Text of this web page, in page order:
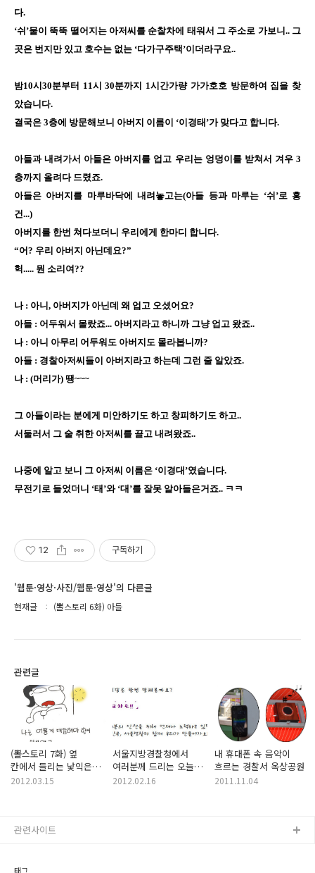
다.
‘쉬’물이 뚝뚝 떨어지는 아저씨를 순찰차에 태워서 그 주소로 가보니.. 그
곳은 번지만 있고 호수는 없는 ‘다가구주택’이더라구요..
밤10시30분부터 11시 30분까지 1시간가량 가가호호 방문하여 집을 찾
았습니다.
결국은 3층에 방문해보니 아버지 이름이 ‘이경태’가 맞다고 합니다.
아들과 내려가서 아들은 아버지를 업고 우리는 엉덩이를 받쳐서 겨우 3
층까지 올려다 드렸죠.
아들은 아버지를 마루바닥에 내려놓고는(아들 등과 마루는 ‘쉬’로 흥
건...)
아버지를 한번 쳐다보더니 우리에게 한마디 합니다.
“어? 우리 아버지 아닌데요?”
헉..... 뭔 소리여??
나 : 아니, 아버지가 아닌데 왜 업고 오셨어요?
아들 : 어두워서 몰랐죠... 아버지라고 하니까 그냥 업고 왔죠..
나 : 아니 아무리 어두워도 아버지도 몰라봅니까?
아들 : 경찰아저씨들이 아버지라고 하는데 그런 줄 알았죠.
나 : (머리가) 땡~~~
그 아들이라는 분에게 미안하기도 하고 창피하기도 하고..
서둘러서 그 술 취한 아저씨를 끌고 내려왔죠..
나중에 알고 보니 그 아저씨 이름은 ‘이경대’였습니다.
무전기로 들었더니 ‘태’와 ‘대’를 잘못 알아들은거죠.. ㅋㅋ
12 구독하기
'웹툰·영상·사진/웹툰·영상'의 다른글
현재글 (뽈스토리 6화) 아들
관련글
(뽈스토리 7화) 옆
칸에서 들리는 낯익은
목소리
2012.03.15
서울지방경찰청에서
여러분께 드리는 오늘의
퀴즈!
2012.02.16
내 휴대폰 속 음악이
흐르는 경찰서 옥상공원
2011.11.04
태그
관련사이트